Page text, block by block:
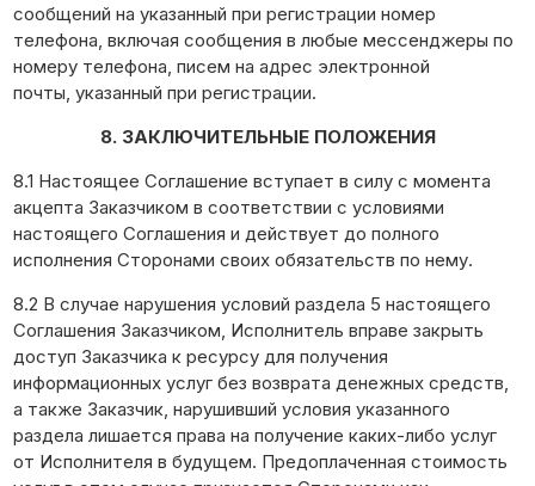
сообщений на указанный при регистрации номер
телефона, включая сообщения в любые мессенджеры по
номеру телефона, писем на адрес электронной
почты, указанный при регистрации.
8. ЗАКЛЮЧИТЕЛЬНЫЕ ПОЛОЖЕНИЯ
8.1 Настоящее Соглашение вступает в силу с момента
акцепта Заказчиком в соответствии с условиями
настоящего Соглашения и действует до полного
исполнения Сторонами своих обязательств по нему.
8.2 В случае нарушения условий раздела 5 настоящего
Соглашения Заказчиком, Исполнитель вправе закрыть
доступ Заказчика к ресурсу для получения
информационных услуг без возврата денежных средств,
а также Заказчик, нарушивший условия указанного
раздела лишается права на получение каких-либо услуг
от Исполнителя в будущем. Предоплаченная стоимость